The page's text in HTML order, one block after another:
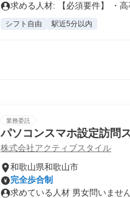
求める人材: 【必須要件】 ・
シフト自由 駅近5分以内
業務委託
パソコンスマホ設定訪問
株式会社アクティブスタイル
和歌山県和歌山市
完全歩合制
求めている人材 男女問いませ